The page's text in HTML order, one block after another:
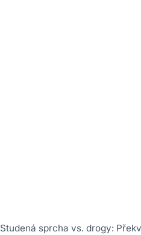
Studená sprcha vs. drogy: